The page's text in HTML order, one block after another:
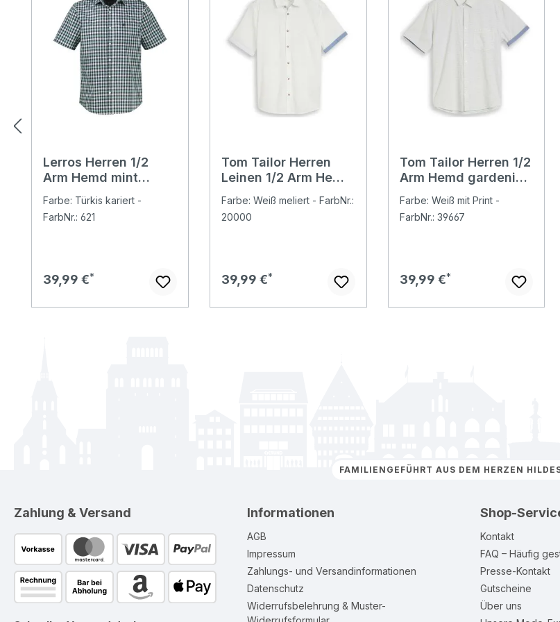
Lerros Herren 1/2
Arm Hemd mint
Farbe: Türkis kariert -
FarbNr.: 621
Regulärer Preis:
39,99 €
Tom Tailor Herren
Leinen 1/2 Arm Hemd
Farbe: Weiß meliert - FarbNr.:
20000
Regulärer Preis:
39,99 €
Tom Tailor Herren 1/2
Arm Hemd gardenia
Farbe: Weiß mit Print -
FarbNr.: 39667
Regulärer Preis:
39,99 €
FAMILIENGEFÜHRT AUS DEM HERZEN
Zahlung & Versand Informationen
AGB
Impressum
Zahlungs- und Versandinformationen
Datenschutz
Widerrufsbelehrung & Muster-
Shop-
Kontakt
FAQ – Häufig
Presse-Kontakt
Gutscheine
Über uns